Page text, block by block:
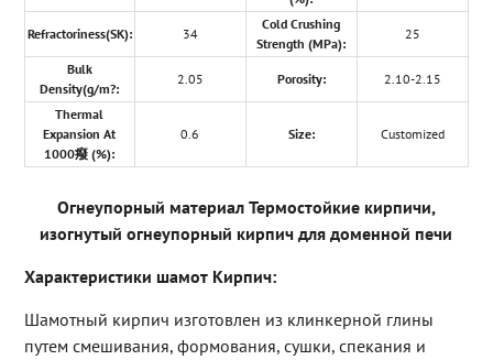
Refractoriness(SK): 34
Cold Crushing
Strength (MPa):
25
Bulk
Density(g/m?:
2.05 Porosity: 2.10-2.15
Thermal
Expansion At
1000癈 (%):
0.6 Size: Customized
Огнеупорный материал Термостойкие кирпичи,
изогнутый огнеупорный кирпич для доменной печи
Характеристики шамот Кирпич:
Шамотный кирпич изготовлен из клинкерной глины
путем смешивания, формования, сушки, спекания и